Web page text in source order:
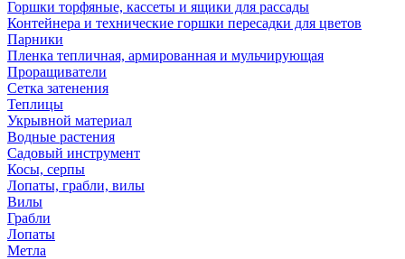
Горшки торфяные, кассеты и ящики для рассады
Контейнера и технические горшки пересадки для цветов
Парники
Пленка тепличная, армированная и мульчирующая
Проращиватели
Сетка затенения
Теплицы
Укрывной материал
Водные растения
Садовый инструмент
Косы, серпы
Лопаты, грабли, вилы
Вилы
Грабли
Лопаты
Метла